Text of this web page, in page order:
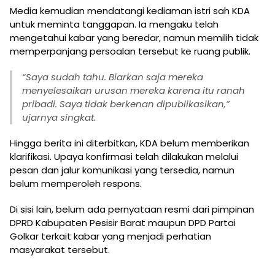
Media kemudian mendatangi kediaman istri sah KDA
untuk meminta tanggapan. Ia mengaku telah
mengetahui kabar yang beredar, namun memilih tidak
memperpanjang persoalan tersebut ke ruang publik.
“Saya sudah tahu. Biarkan saja mereka
menyelesaikan urusan mereka karena itu ranah
pribadi. Saya tidak berkenan dipublikasikan,”
ujarnya singkat.
Hingga berita ini diterbitkan, KDA belum memberikan
klarifikasi. Upaya konfirmasi telah dilakukan melalui
pesan dan jalur komunikasi yang tersedia, namun
belum memperoleh respons.
Di sisi lain, belum ada pernyataan resmi dari pimpinan
DPRD Kabupaten Pesisir Barat maupun DPD Partai
Golkar terkait kabar yang menjadi perhatian
masyarakat tersebut.